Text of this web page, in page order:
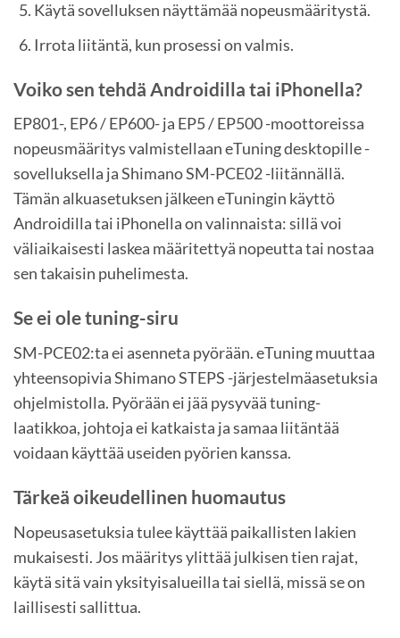
Käytä sovelluksen näyttämää nopeusmääritystä.
Irrota liitäntä, kun prosessi on valmis.
Voiko sen tehdä Androidilla tai iPhonella?
EP801-, EP6 / EP600- ja EP5 / EP500 -moottoreissa
nopeusmääritys valmistellaan eTuning desktopille -
sovelluksella ja Shimano SM-PCE02 -liitännällä.
Tämän alkuasetuksen jälkeen eTuningin käyttö
Androidilla tai iPhonella on valinnaista: sillä voi
väliaikaisesti laskea määritettyä nopeutta tai nostaa
sen takaisin puhelimesta.
Se ei ole tuning-siru
SM-PCE02:ta ei asenneta pyörään. eTuning muuttaa
yhteensopivia Shimano STEPS -järjestelmäasetuksia
ohjelmistolla. Pyörään ei jää pysyvää tuning-
laatikkoa, johtoja ei katkaista ja samaa liitäntää
voidaan käyttää useiden pyörien kanssa.
Tärkeä oikeudellinen huomautus
Nopeusasetuksia tulee käyttää paikallisten lakien
mukaisesti. Jos määritys ylittää julkisen tien rajat,
käytä sitä vain yksityisalueilla tai siellä, missä se on
laillisesti sallittua.